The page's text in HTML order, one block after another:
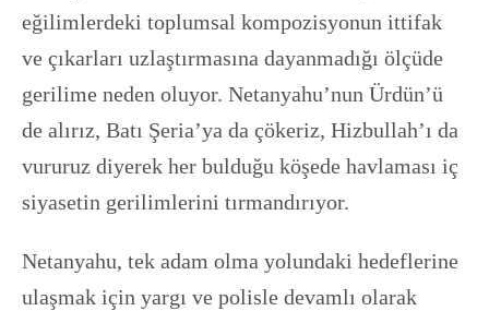
eğilimlerdeki toplumsal kompozisyonun ittifak
ve çıkarları uzlaştırmasına dayanmadığı ölçüde
gerilime neden oluyor. Netanyahu’nun Ürdün’ü
de alırız, Batı Şeria’ya da çökeriz, Hizbullah’ı da
vururuz diyerek her bulduğu köşede havlaması iç
siyasetin gerilimlerini tırmandırıyor.
Netanyahu, tek adam olma yolundaki hedeflerine
ulaşmak için yargı ve polisle devamlı olarak